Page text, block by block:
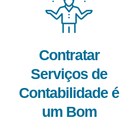
Contratar
Serviços de
Contabilidade é
um Bom